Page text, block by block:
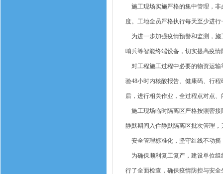
施工现场实施严格的集中管理，非
度。工地全员严格执行每天至少进
为进一步加强疫情预警和监测，施
哨兵等智能终端设备，切实提高疫
对工程施工过程中必要的物资运输
验48小时内核酸报告、健康码、行
后，进行相关作业，全过程点对点、
施工现场临时隔离区严格按照密接
静默期间入住静默隔离区批次管理
安全管理标准化，坚守红线不动摇
为确保顺利复工复产，建设单位组
行了全面检查，确保疫情防控与安